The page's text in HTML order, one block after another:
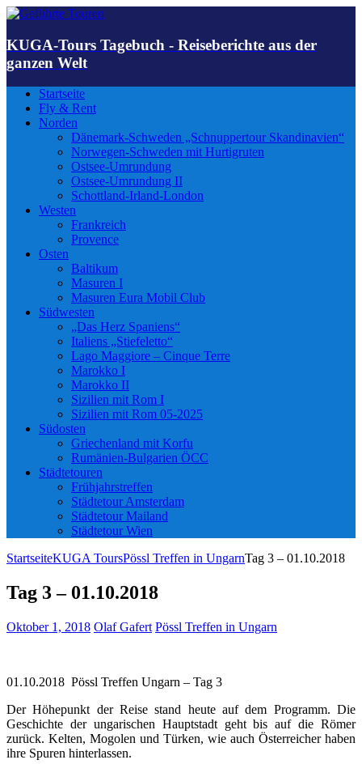
KUGA-Tours Tagebuch - Reiseberichte aus der
ganzen Welt
Startseite
Fly & Rent
Norden
Dänemark-Schweden „Schnuppertour Skandinavien“
Norwegen-Schweden mit Hurtigruten
Ostsee-Umrundung
Ostsee-Umrundung II
Schottland-Irland-London
Westen
Frankreich
Provence
Osten
Baltikum
Masuren I
Masuren Eura Mobil Club
Südwesten
„Das Herz Spaniens“
Italiens „Stiefeletto“
Lago Maggiore – Cinque Terre
Marokko I
Marokko II
Sizilien mit Rom I
Sizilien mit Rom 05-2025
Südosten
Griechenland mit Korfu
Rumänien-Bulgarien ÖCC
Städtetouren
Frühjahrstreffen
Städtetour Amsterdam
Städtetour Mailand
Städtetour Wien
StartseiteKUGA ToursPössl Treffen in UngarnTag 3 – 01.10.2018
Tag 3 – 01.10.2018
Oktober 1, 2018 Olaf Gafert Pössl Treffen in Ungarn
01.10.2018 Pössl Treffen Ungarn – Tag 3
Der Höhepunkt der Reise stand heute auf dem Programm. Die
Geschichte der ungarischen Hauptstadt geht bis auf die Römer
zurück. Kelten, Mogolen und Türken, wie auch Österreicher haben
ihre Spuren hinterlassen.